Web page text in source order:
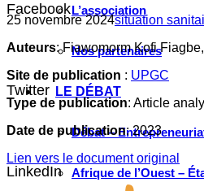
Facebook
Twitter
LinkedIn
L’association
Nos partenaires
LE DÉBAT
Débat –
Afrique de l’Ouest –
25 novembre 2024situation
Auteurs: Fiawomorm Kofi
Site de publication : UPGC
Type de publication: Article
Date de publication: 2023
Lien vers le document original